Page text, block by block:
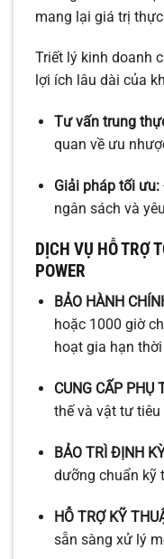
mang lại giá trị
Triết lý kinh doanh
lợi ích lâu dài của
Tư vấn trung
quan về ưu
Giải pháp tối ưu:
ngân sách và
DỊCH VỤ HỖ TRỢ
POWER
BẢO HÀNH
hoặc 1000 giờ
hoạt gia hạn
CUNG CẤP PHỤ
thế và vật tư
BẢO TRÌ ĐỊNH
dưỡng chuẩn kỹ
HỖ TRỢ KỸ
sẵn sàng xử lý